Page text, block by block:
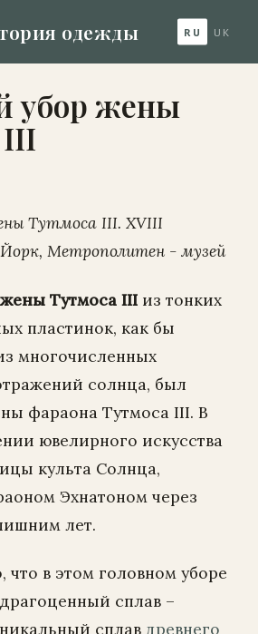
одежды RU UK
убор жены
III
Тутмоса III. XVIII
Метрополитен - музей
Тутмоса III из тонких
пластинок, как бы
многочисленных
солнца, был
фараона Тутмоса III. В
ювелирного искусства
культа Солнца,
Эхнатоном через
лет.
что в этом головном уборе
сплав –
сплав древнего